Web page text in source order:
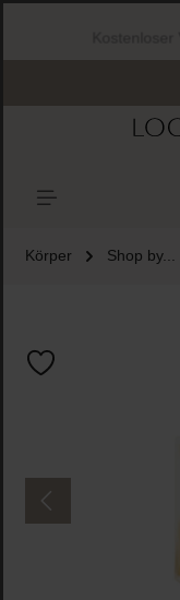
Körper Shop by...